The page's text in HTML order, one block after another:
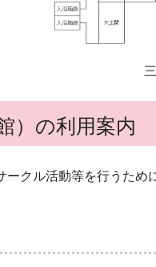
）の利用案内
クル活動等を行うため